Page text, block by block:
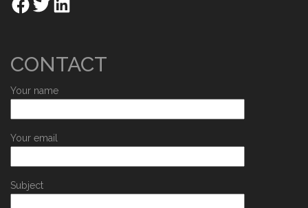
CONTACT
Your name
Your email
Subject